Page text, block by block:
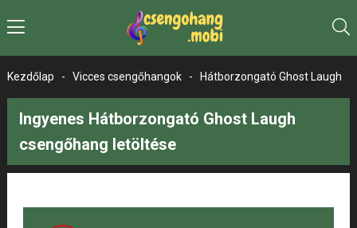
Kezdőlap - Vicces csengőhangok - Hátborzongató Ghost Laugh
Ingyenes Hátborzongató Ghost Laugh
csengőhang letöltése